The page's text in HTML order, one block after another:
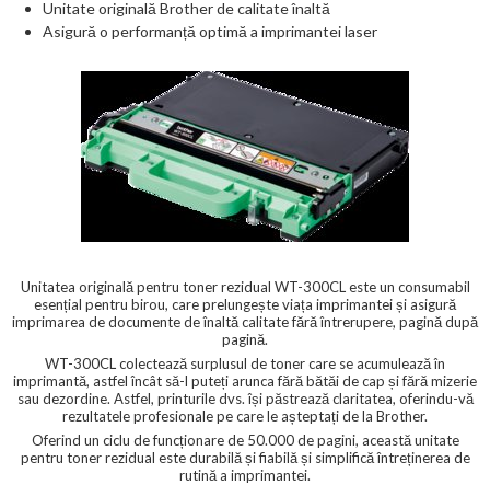
Unitate originală Brother de calitate înaltă
Asigură o performanță optimă a imprimantei laser
Unitatea originală pentru toner rezidual WT-300CL este un consumabil
esențial pentru birou, care prelungește viața imprimantei și asigură
imprimarea de documente de înaltă calitate fără întrerupere, pagină după
pagină.
WT-300CL colectează surplusul de toner care se acumulează în
imprimantă, astfel încât să-l puteți arunca fără bătăi de cap și fără mizerie
sau dezordine. Astfel, printurile dvs. își păstrează claritatea, oferindu-vă
rezultatele profesionale pe care le așteptați de la Brother.
Oferind un ciclu de funcționare de 50.000 de pagini, această unitate
pentru toner rezidual este durabilă și fiabilă și simplifică întreținerea de
rutină a imprimantei.